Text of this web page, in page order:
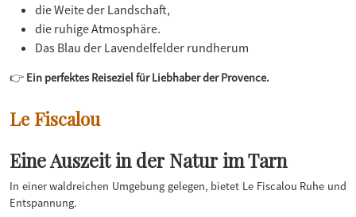
die Weite der Landschaft,
die ruhige Atmosphäre.
Das Blau der Lavendelfelder rundherum
👉 Ein perfektes Reiseziel für Liebhaber der Provence.
Le Fiscalou
Eine Auszeit in der Natur im Tarn
In einer waldreichen Umgebung gelegen, bietet Le Fiscalou Ruhe und
Entspannung.